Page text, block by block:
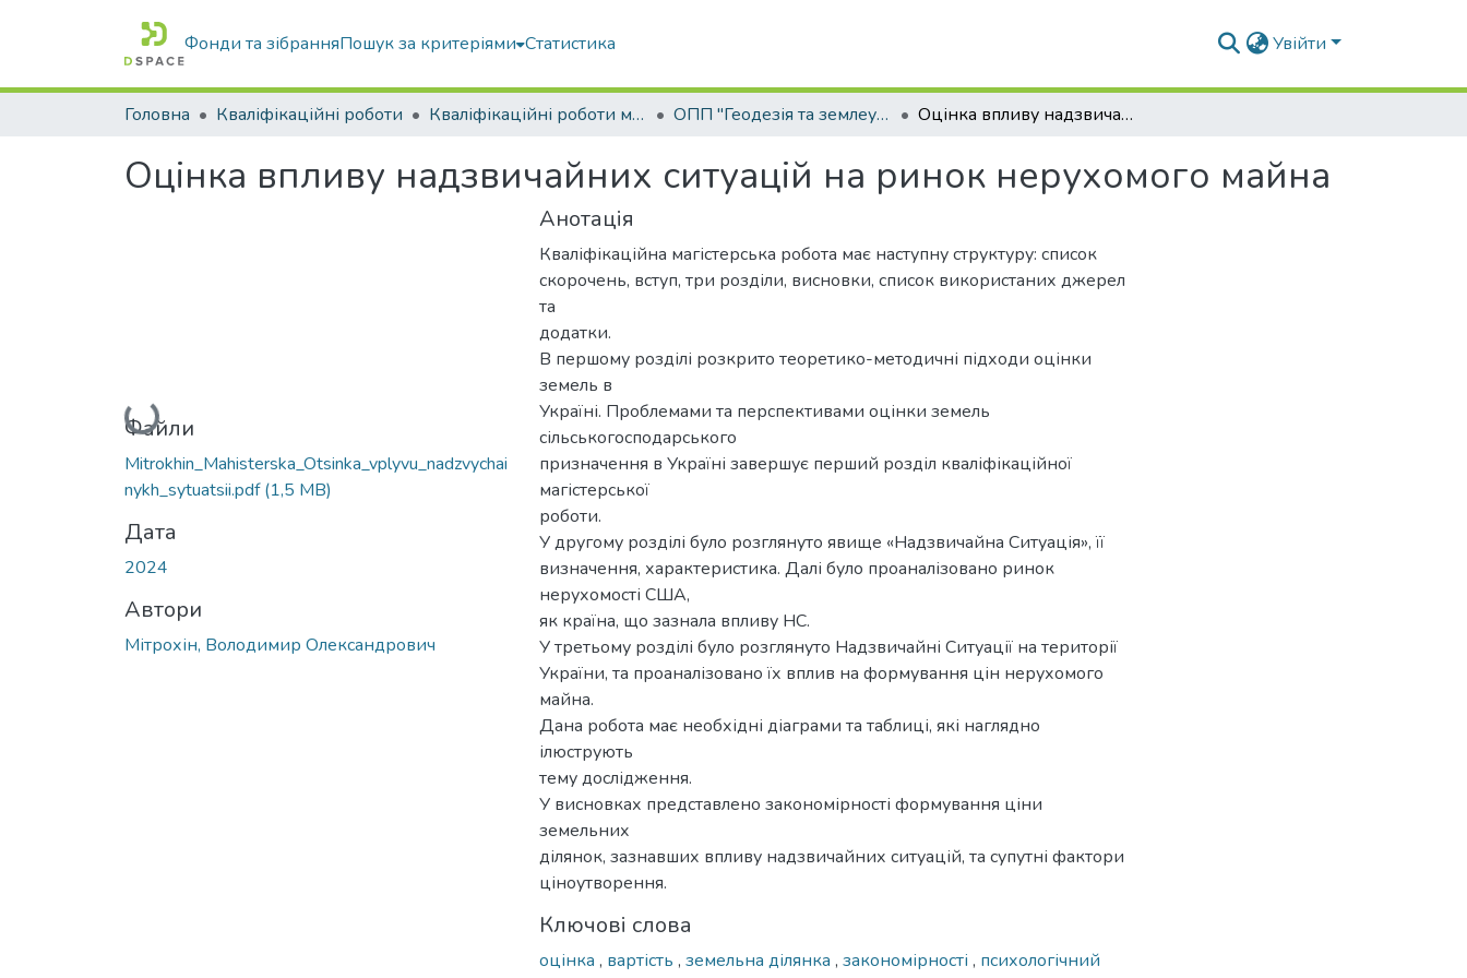
Фонди та зібранняПошук за критеріями Статистика Увійти
Головна Кваліфікаційні роботи Кваліфікаційні роботи магістрів ОПП "Геодезія та землеустрій" Оцінка впливу надзвичайних ситуацій на ринок нерухомого майна
Оцінка впливу надзвичайних ситуацій на ринок нерухомого майна
Вантажиться...
Файли
Mitrokhin_Mahisterska_Otsinka_vplyvu_nadzvychai
nykh_sytuatsii.pdf(1,5 MB)
Дата
2024
Автори
Мітрохін, Володимир Олександрович
Анотація
Кваліфікаційна магістерська робота має наступну структуру: список
скорочень, вступ, три розділи, висновки, список використаних джерел
та
додатки.
В першому розділі розкрито теоретико-методичні підходи оцінки
земель в
Україні. Проблемами та перспективами оцінки земель
сільськогосподарського
призначення в Україні завершує перший розділ кваліфікаційної
магістерської
роботи.
У другому розділі було розглянуто явище «Надзвичайна Ситуація», її
визначення, характеристика. Далі було проаналізовано ринок
нерухомості США,
як країна, що зазнала впливу НС.
У третьому розділі було розглянуто Надзвичайні Ситуації на території
України, та проаналізовано їх вплив на формування цін нерухомого
майна.
Дана робота має необхідні діаграми та таблиці, які наглядно
ілюструють
тему дослідження.
У висновках представлено закономірності формування ціни
земельних
ділянок, зазнавших впливу надзвичайних ситуацій, та супутні фактори
ціноутворення.
Ключові слова
оцінка , вартість , земельна ділянка , закономірності , психологічний